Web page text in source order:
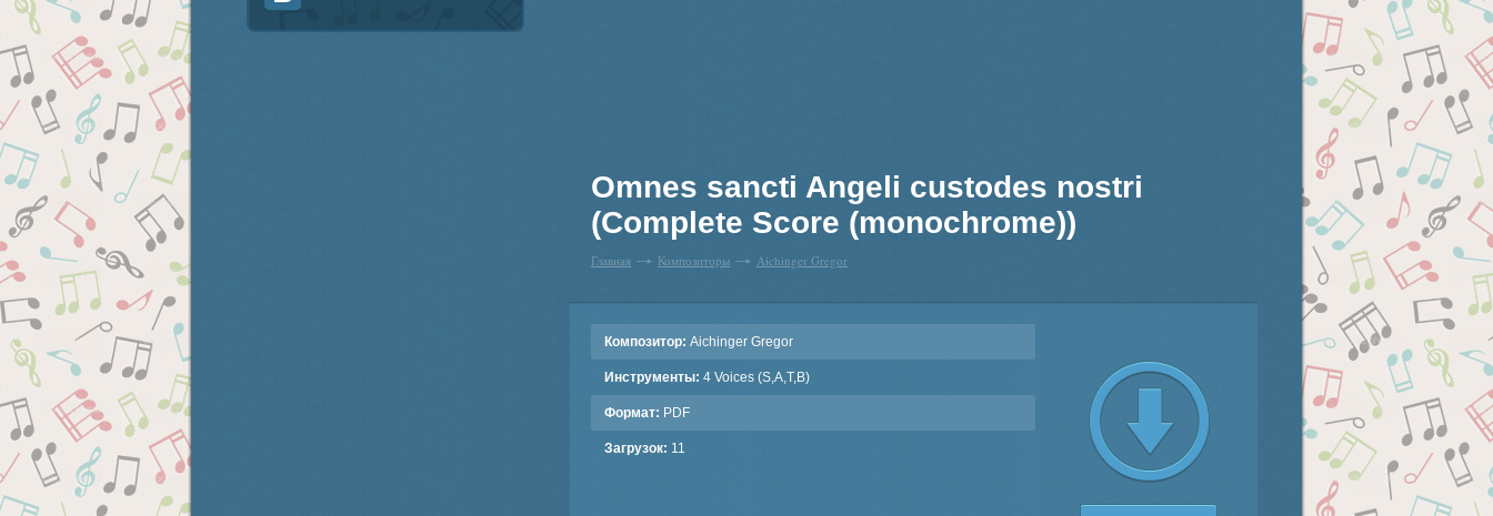
Omnes sancti Angeli custodes nostri
(Complete Score (monochrome))
Главная Композиторы Aichinger Gregor
Композитор: Aichinger Gregor
Инструменты: 4 Voices (S,A,T,B)
Формат: PDF
Загрузок: 11